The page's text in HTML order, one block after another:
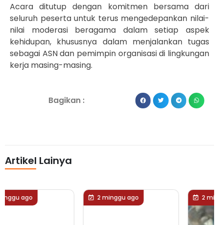
Acara ditutup dengan komitmen bersama dari
seluruh peserta untuk terus mengedepankan nilai-
nilai moderasi beragama dalam setiap aspek
kehidupan, khususnya dalam menjalankan tugas
sebagai ASN dan pemimpin organisasi di lingkungan
kerja masing-masing.
Bagikan :
Artikel Lainya
2 minggu ago 2 minggu ago